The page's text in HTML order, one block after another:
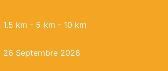
1.5 km - 5 km - 10 km
26 Septembre 2026